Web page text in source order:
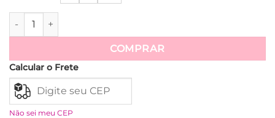
Ver mais
Saia Couro Lasie Bordada Mídi Mirele - Verde quantidade
COMPRAR
Calcular o Frete
Não sei meu CEP